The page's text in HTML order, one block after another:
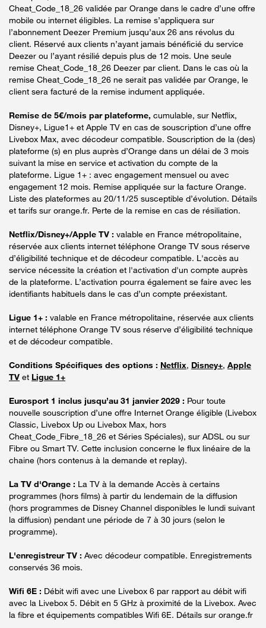
Cheat_Code_18_26 validée par Orange dans le cadre d’une offre
mobile ou internet éligibles. La remise s’appliquera sur
l’abonnement Deezer Premium jusqu’aux 26 ans révolus du
client. Réservé aux clients n’ayant jamais bénéficié du service
Deezer ou l’ayant résilié depuis plus de 12 mois. Une seule
remise Cheat_Code_18_26 Deezer par client. Dans le cas où la
remise Cheat_Code_18_26 ne serait pas validée par Orange, le
client sera facturé de la remise indument appliquée.
Remise de 5€/mois par plateforme, cumulable, sur Netflix,
Disney+, Ligue1+ et Apple TV en cas de souscription d’une offre
Livebox Max, avec décodeur compatible. Souscription de la (des)
plateforme (s) en plus auprès d’Orange dans un délai de 3 mois
suivant la mise en service et activation du compte de la
plateforme. Ligue 1+ : avec engagement mensuel ou avec
engagement 12 mois. Remise appliquée sur la facture Orange.
Liste des plateformes au 20/11/25 susceptible d’évolution. Détails
et tarifs sur orange.fr. Perte de la remise en cas de résiliation.
Netflix/Disney+/Apple TV : valable en France métropolitaine,
réservée aux clients internet téléphone Orange TV sous réserve
d’éligibilité technique et de décodeur compatible. L'accès au
service nécessite la création et l'activation d'un compte auprès
de la plateforme. L’activation pourra également se faire avec les
identifiants habituels dans le cas d’un compte préexistant.
Ligue 1+ : valable en France métropolitaine, réservée aux clients
internet téléphone Orange TV sous réserve d’éligibilité technique
et de décodeur compatible.
Conditions Spécifiques des options : Netflix, Disney+, Apple
TV et Ligue 1+
Eurosport 1 inclus jusqu’au 31 janvier 2029 : Pour toute
nouvelle souscription d’une offre Internet Orange éligible (Livebox
Classic, Livebox Up ou Livebox Max, hors
Cheat_Code_Fibre_18_26 et Séries Spéciales), sur ADSL ou sur
Fibre ou Smart TV. Cette inclusion concerne le flux linéaire de la
chaine (hors contenus à la demande et replay).
La TV d'Orange : La TV à la demande Accès à certains
programmes (hors films) à partir du lendemain de la diffusion
(hors programmes de Disney Channel disponibles le lundi suivant
la diffusion) pendant une période de 7 à 30 jours (selon le
programme).
L'enregistreur TV : Avec décodeur compatible. Enregistrements
conservés 36 mois.
Wifi 6E : Débit wifi avec une Livebox 6 par rapport au débit wifi
avec la Livebox 5. Débit en 5 GHz à proximité de la Livebox. Avec
la fibre et équipements compatibles Wifi 6E. Détails sur orange.fr